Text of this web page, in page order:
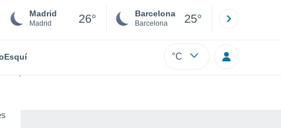
Madrid
Madrid 26° Barcelona
Barcelona 25°
Esquí °C